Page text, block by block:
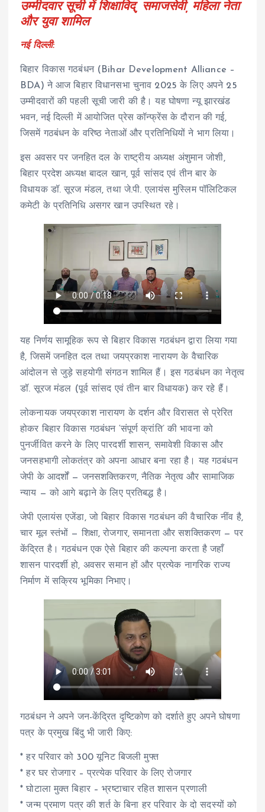
उम्मीदवार सूची में शिक्षाविद्, समाजसेवी, महिला नेता
और युवा शामिल
नई दिल्ली:
बिहार विकास गठबंधन (Bihar Development Alliance –
BDA) ने आज बिहार विधानसभा चुनाव 2025 के लिए अपने 25
उम्मीदवारों की पहली सूची जारी की है। यह घोषणा न्यू झारखंड
भवन, नई दिल्ली में आयोजित प्रेस कॉन्फ्रेंस के दौरान की गई,
जिसमें गठबंधन के वरिष्ठ नेताओं और प्रतिनिधियों ने भाग लिया।
इस अवसर पर जनहित दल के राष्ट्रीय अध्यक्ष अंशुमान जोशी,
बिहार प्रदेश अध्यक्ष बादल खान, पूर्व सांसद एवं तीन बार के
विधायक डॉ. सूरज मंडल, तथा जे.पी. एलायंस मुस्लिम पॉलिटिकल
कमेटी के प्रतिनिधि असगर खान उपस्थित रहे।
यह निर्णय सामूहिक रूप से बिहार विकास गठबंधन द्वारा लिया गया
है, जिसमें जनहित दल तथा जयप्रकाश नारायण के वैचारिक
आंदोलन से जुड़े सहयोगी संगठन शामिल हैं। इस गठबंधन का नेतृत्व
डॉ. सूरज मंडल (पूर्व सांसद एवं तीन बार विधायक) कर रहे हैं।
लोकनायक जयप्रकाश नारायण के दर्शन और विरासत से प्रेरित
होकर बिहार विकास गठबंधन ‘संपूर्ण क्रांति’ की भावना को
पुनर्जीवित करने के लिए पारदर्शी शासन, समावेशी विकास और
जनसहभागी लोकतंत्र को अपना आधार बना रहा है। यह गठबंधन
जेपी के आदर्शों — जनसशक्तिकरण, नैतिक नेतृत्व और सामाजिक
न्याय — को आगे बढ़ाने के लिए प्रतिबद्ध है।
जेपी एलायंस एजेंडा, जो बिहार विकास गठबंधन की वैचारिक नींव है,
चार मूल स्तंभों — शिक्षा, रोजगार, समानता और सशक्तिकरण — पर
केंद्रित है। गठबंधन एक ऐसे बिहार की कल्पना करता है जहाँ
शासन पारदर्शी हो, अवसर समान हों और प्रत्येक नागरिक राज्य
निर्माण में सक्रिय भूमिका निभाए।
गठबंधन ने अपने जन-केंद्रित दृष्टिकोण को दर्शाते हुए अपने घोषणा
पत्र के प्रमुख बिंदु भी जारी किए:
* हर परिवार को 300 यूनिट बिजली मुफ्त
* हर घर रोजगार – प्रत्येक परिवार के लिए रोजगार
* घोटाला मुक्त बिहार – भ्रष्टाचार रहित शासन प्रणाली
* जन्म प्रमाण पत्र की शर्त के बिना हर परिवार के दो सदस्यों को